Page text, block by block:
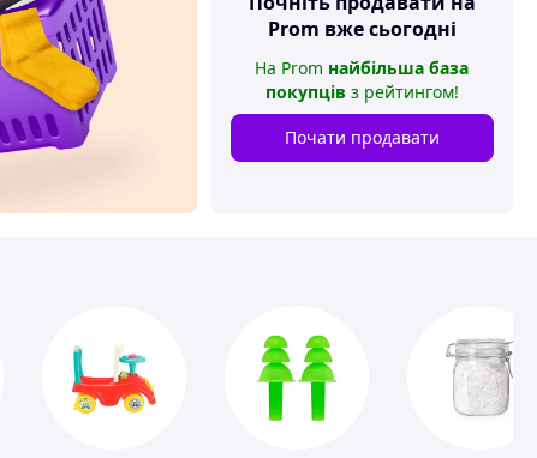
Prom вже сьогодні
На Prom найбільша база
покупців з рейтингом!
Почати продавати